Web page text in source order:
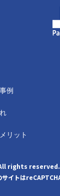
例
リット
reserved. 掲
サイトは